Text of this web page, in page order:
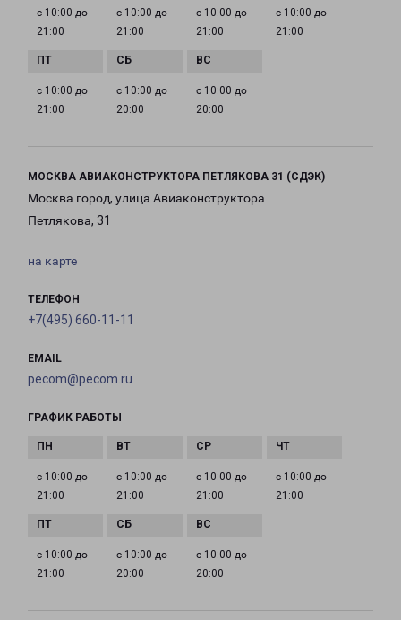
с 10:00 до
21:00
с 10:00 до
21:00
с 10:00 до
21:00
с 10:00 до
21:00
с 10:00 до
21:00
с 10:00 до
20:00
с 10:00 до
20:00
МОСКВА АВИАКОНСТРУКТОРА ПЕТЛЯКОВА 31 (СДЭК)
Москва город, улица Авиаконструктора
Петлякова, 31
на карте
ТЕЛЕФОН
+7(495) 660-11-11
EMAIL
pecom@pecom.ru
ГРАФИК РАБОТЫ
с 10:00 до
21:00
с 10:00 до
21:00
с 10:00 до
21:00
с 10:00 до
21:00
с 10:00 до
21:00
с 10:00 до
20:00
с 10:00 до
20:00